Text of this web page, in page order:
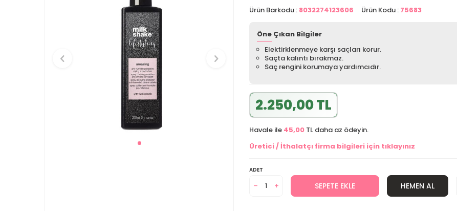
Ürün Barkodu : 8032274123606 Ürün Kodu : 75683
Öne Çıkan Bilgiler
Elektirklenmeye karşı saçları korur.
Saçta kalıntı bırakmaz.
Saç rengini korumaya yardımcıdır.
2.250,00 TL
Havale ile 45,00 TL daha az ödeyin.
Üretici / İthalatçı firma bilgileri için tıklayınız
ADET
SEPETE EKLE HEMEN AL